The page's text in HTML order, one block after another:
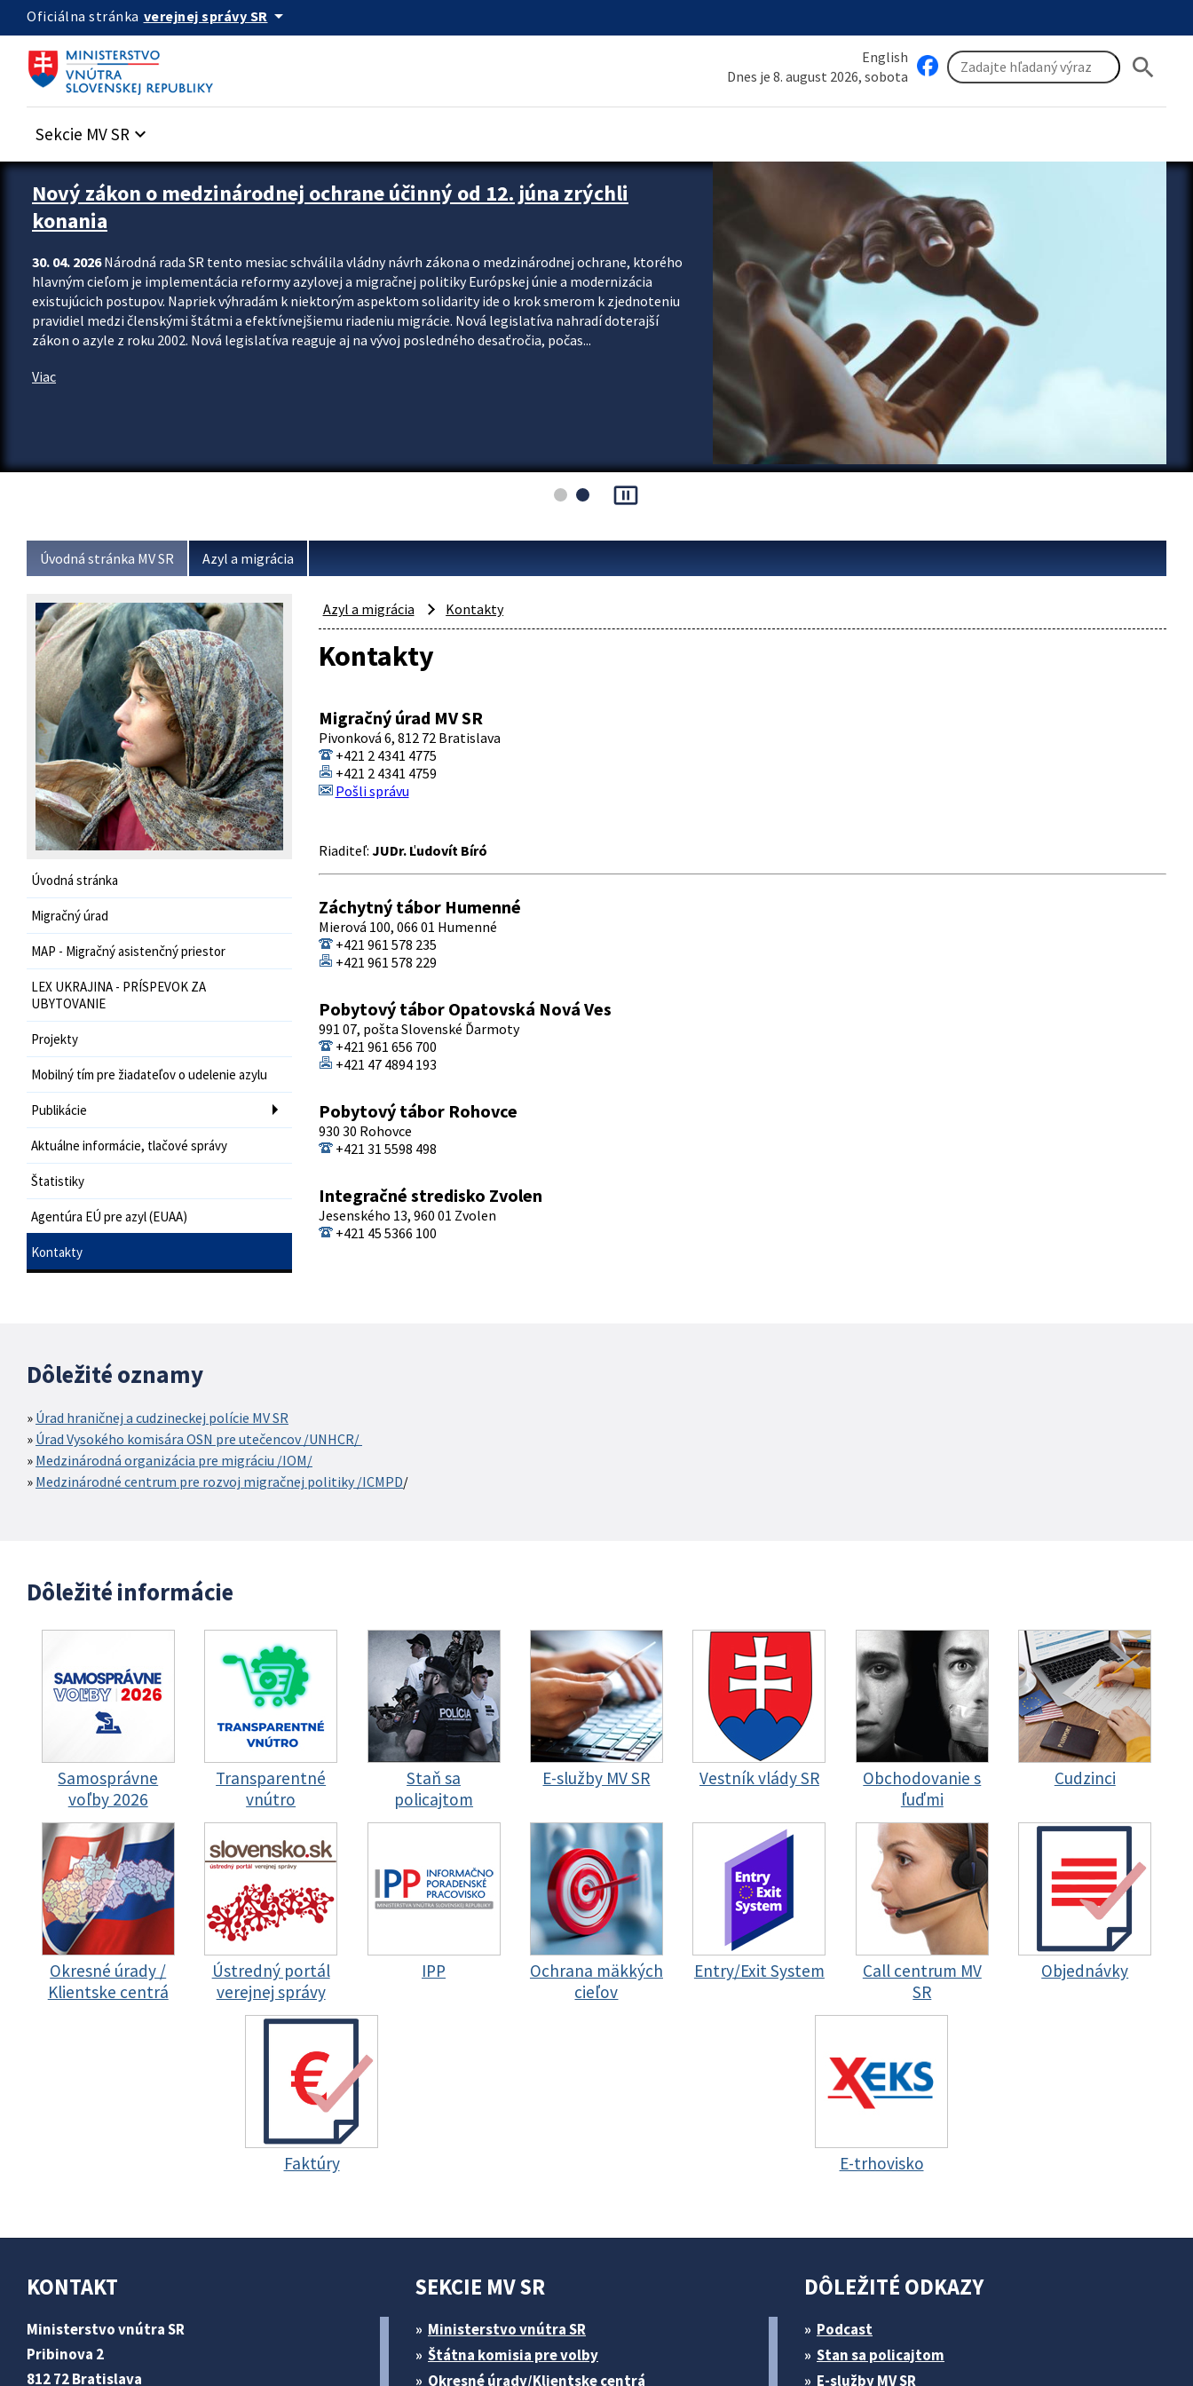
Preskocit na hlavný obsah
Oficiálna stránka verejnej správy SR arrow_drop_down
English
Dnes je 8. august 2026, sobota
search
Sekcie MV SR keyboard_arrow_down
Zastavit automatický posun upútavok
Nový zákon o medzinárodnej ochrane účinný od 12. júna zrýchli
konania
30. 04. 2026Národná rada SR tento mesiac schválila vládny návrh zákona o medzinárodnej ochrane, ktorého
hlavným cieľom je implementácia reformy azylovej a migračnej politiky Európskej únie a modernizácia
existujúcich postupov. Napriek výhradám k niektorým aspektom solidarity ide o krok smerom k zjednoteniu
pravidiel medzi členskými štátmi a efektívnejšiemu riadeniu migrácie. Nová legislatíva nahradí doterajší
zákon o azyle z roku 2002. Nová legislatíva reaguje aj na vývoj posledného desaťročia, počas...
Viac
pause_presentation
Úvodná stránka MV SR Azyl a migrácia
Úvodná stránka
Migračný úrad
MAP - Migračný asistenčný priestor
LEX UKRAJINA - PRÍSPEVOK ZA
UBYTOVANIE
Projekty
Mobilný tím pre žiadateľov o udelenie azylu
Publikácie
Aktuálne informácie, tlačové správy
Štatistiky
Agentúra EÚ pre azyl (EUAA)
Kontakty
Azyl a migrácia Kontakty
Kontakty
Migračný úrad MV SR
Pivonková 6, 812 72 Bratislava
+421 2 4341 4775
+421 2 4341 4759
Pošli správu
Riaditeľ: JUDr. Ľudovít Bíró
Záchytný tábor Humenné
Mierová 100, 066 01 Humenné
+421 961 578 235
+421 961 578 229
Pobytový tábor Opatovská Nová Ves
991 07, pošta Slovenské Ďarmoty
+421 961 656 700
+421 47 4894 193
Pobytový tábor Rohovce
930 30 Rohovce
+421 31 5598 498
Integračné stredisko Zvolen
Jesenského 13, 960 01 Zvolen
+421 45 5366 100
Dôležité oznamy
Úrad hraničnej a cudzineckej polície MV SR
Úrad Vysokého komisára OSN pre utečencov /UNHCR/
Medzinárodná organizácia pre migráciu /IOM/
Medzinárodné centrum pre rozvoj migračnej politiky /ICMPD/
Dôležité informácie
Samosprávne
voľby 2026
Transparentné
vnútro
Staň sa
policajtom
E-služby MV SR Vestník vlády SR
Obchodovanie s
ľuďmi
Cudzinci
Okresné úrady /
Klientske centrá
Ústredný portál
verejnej správy
IPP
Ochrana mäkkých
cieľov
Entry/Exit System
Call centrum MV
SR
Objednávky
Faktúry E-trhovisko
KONTAKT
Ministerstvo vnútra SR
Pribinova 2
812 72 Bratislava
SEKCIE MV SR
Ministerstvo vnútra SR
Štátna komisia pre volby
Okresné úrady/Klientske centrá
DÔLEŽITÉ ODKAZY
Podcast
Stan sa policajtom
E-služby MV SR